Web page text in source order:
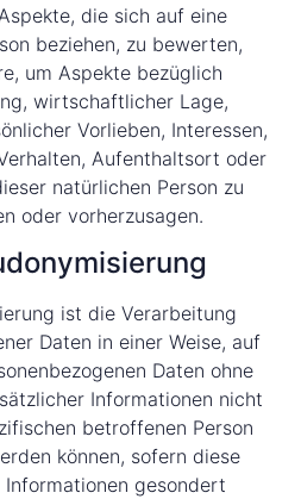
die sich auf eine
beziehen, zu bewerten,
um Aspekte bezüglich
wirtschaftlicher Lage,
Vorlieben, Interessen,
Aufenthaltsort oder
natürlichen Person zu
oder vorherzusagen.
ist die Verarbeitung
Daten in einer Weise, auf
Daten ohne
Informationen nicht
betroffenen Person
können, sofern diese
Informationen gesondert